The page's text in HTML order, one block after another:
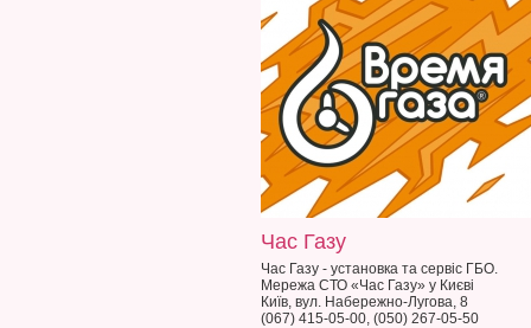
Час Газу
Час Газу - установка та сервіс ГБО.
Мережа СТО «Час Газу» у Києві
Київ, вул. Набережно-Лугова, 8
(067) 415-05-00, (050) 267-05-50